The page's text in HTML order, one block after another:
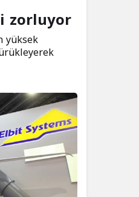
zorluyor
yüksek